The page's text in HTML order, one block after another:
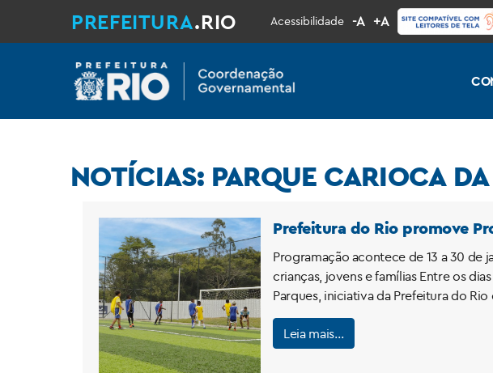
PREFEITURA.RIO Acessibilidade -A +A
NOTÍCIAS: PARQUE
Prefeitura do Rio promove
Programação acontece de 13 a 30 de
crianças, jovens e famílias Entre os
Parques, iniciativa da Prefeitura do
Leia mais…